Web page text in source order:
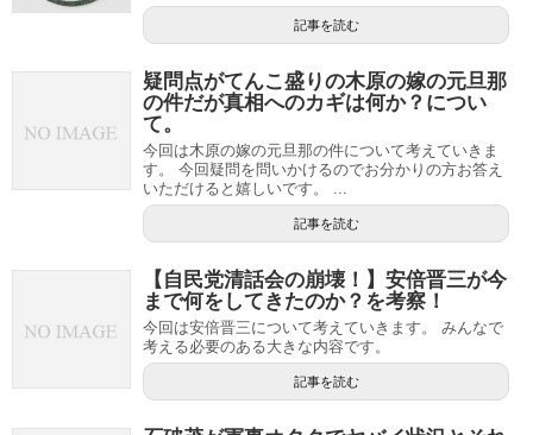
記事を読む
疑問点がてんこ盛りの木原の嫁の元旦那
の件だが真相へのカギは何か？につい
て。
今回は木原の嫁の元旦那の件について考えていきま
す。 今回疑問を問いかけるのでお分かりの方お答え
いただけると嬉しいです。 ...
記事を読む
【自民党清話会の崩壊！】安倍晋三が今
まで何をしてきたのか？を考察！
今回は安倍晋三について考えていきます。 みんなで
考える必要のある大きな内容です。
記事を読む